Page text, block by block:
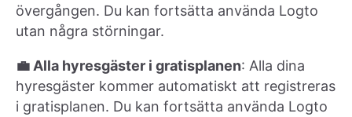
övergången. Du kan fortsätta använda Logto
utan några störningar.
💼 Alla hyresgäster i gratisplanen: Alla dina
hyresgäster kommer automatiskt att registreras
i gratisplanen. Du kan fortsätta använda Logto